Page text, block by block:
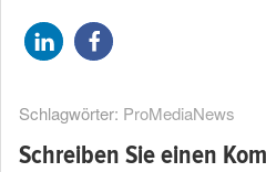
Schlagwörter: ProMediaNews
Schreiben Sie einen